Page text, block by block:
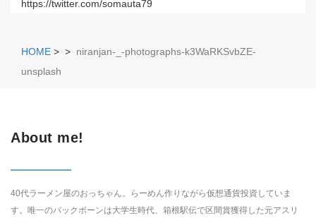
https://twitter.com/somauta79
HOME > > niranjan-_-photographs-k3WaRKSvbZE-
unsplash
About me!
40代ラーメン屋のおっちゃん。らーめん作りながら仮想通貨投資していま
す。唯一のバックボーンは大学生時代、箱根駅伝で区間賞獲得した元アスリ